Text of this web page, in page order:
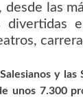
las
divertidas
Salesianos y
unos 7.300